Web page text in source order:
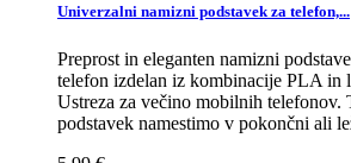
Univerzalni namizni podstavek za telefon,...
Preprost in eleganten namizni
telefon izdelan iz kombinacije PLA in
Ustreza za večino mobilnih telefonov.
podstavek namestimo v pokončni ali